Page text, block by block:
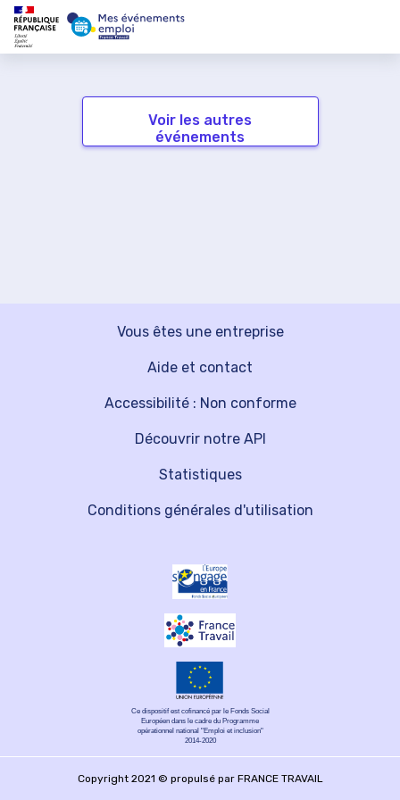
Voir les autres
événements
Vous êtes une entreprise
Découvrir notre API
Aide et contact
Statistiques
Accessibilité : Non conforme
Conditions générales d'utilisation
Ce dispositif est cofinancé par le Fonds Social
Européen dans le cadre du Programme
opérationnel national "Emploi et inclusion"
2014-2020
Copyright 2021 © propulsé par FRANCE TRAVAIL